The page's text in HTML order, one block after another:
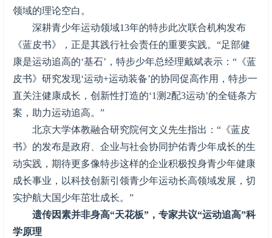
领域的理论空白。
深耕青少年运动领域13年的特步此次联合机构发布
《蓝皮书》，正是其践行社会责任的重要实践。“足部健
康是运动追高的‘基石’，特步少年总经理戴斌表示：“《蓝
皮书》研究发现‘运动+运动装备’的协同促高作用，特步一
直关注健康成长，创新性打造的‘1测2配3运动’的全链条方
案，助力运动追高。”
北京大学体教融合研究院何文义先生指出：“《蓝皮
书》的发布是政府、企业与社会协同护佑青少年成长的生
动实践，期待更多像特步这样的企业积极投身青少年健康
成长事业，以科技创新引领青少年运动长高领域发展，切
实护航大国少年茁壮成长。”
遗传因素并非身高“天花板”，专家共议“运动追高”科
学原理